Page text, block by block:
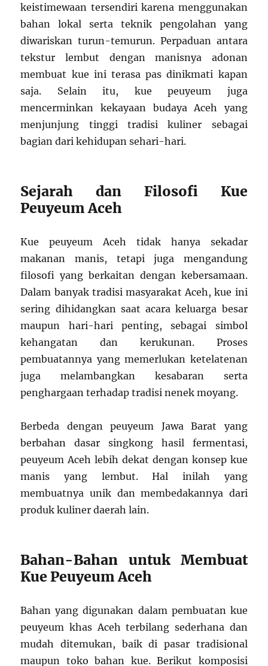
keistimewaan tersendiri karena menggunakan
bahan lokal serta teknik pengolahan yang
diwariskan turun-temurun. Perpaduan antara
tekstur lembut dengan manisnya adonan
membuat kue ini terasa pas dinikmati kapan
saja. Selain itu, kue peuyeum juga
mencerminkan kekayaan budaya Aceh yang
menjunjung tinggi tradisi kuliner sebagai
bagian dari kehidupan sehari-hari.
Sejarah dan Filosofi Kue
Peuyeum Aceh
Kue peuyeum Aceh tidak hanya sekadar
makanan manis, tetapi juga mengandung
filosofi yang berkaitan dengan kebersamaan.
Dalam banyak tradisi masyarakat Aceh, kue ini
sering dihidangkan saat acara keluarga besar
maupun hari-hari penting, sebagai simbol
kehangatan dan kerukunan. Proses
pembuatannya yang memerlukan ketelatenan
juga melambangkan kesabaran serta
penghargaan terhadap tradisi nenek moyang.
Berbeda dengan peuyeum Jawa Barat yang
berbahan dasar singkong hasil fermentasi,
peuyeum Aceh lebih dekat dengan konsep kue
manis yang lembut. Hal inilah yang
membuatnya unik dan membedakannya dari
produk kuliner daerah lain.
Bahan-Bahan untuk Membuat
Kue Peuyeum Aceh
Bahan yang digunakan dalam pembuatan kue
peuyeum khas Aceh terbilang sederhana dan
mudah ditemukan, baik di pasar tradisional
maupun toko bahan kue. Berikut komposisi